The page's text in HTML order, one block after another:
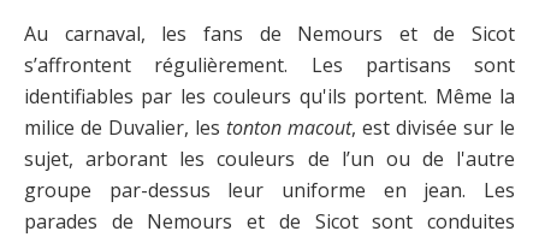
Au carnaval, les fans de Nemours et de Sicot
s’affrontent régulièrement. Les partisans sont
identifiables par les couleurs qu'ils portent. Même la
milice de Duvalier, les tonton macout, est divisée sur le
sujet, arborant les couleurs de l’un ou de l'autre
groupe par-dessus leur uniforme en jean. Les
parades de Nemours et de Sicot sont conduites